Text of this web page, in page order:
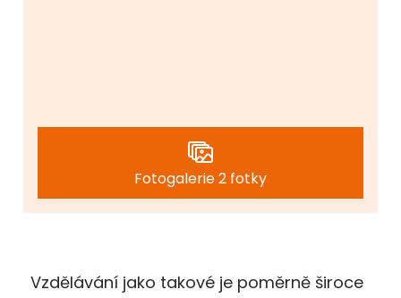
Fotogalerie 2 fotky
Vzdělávání jako takové je poměrně široce